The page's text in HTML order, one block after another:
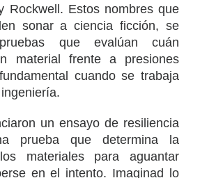
Rockwell. Estos nombres que
sonar a ciencia ficción, se
que evalúan cuán
material frente a presiones
cuando se trabaja
un ensayo de resiliencia
prueba que determina la
materiales para aguantar
en el intento. Imaginad lo